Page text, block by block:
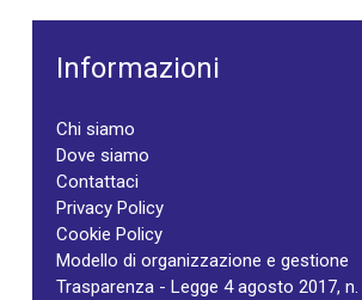
Informazioni
Chi siamo
Dove siamo
Contattaci
Privacy Policy
Cookie Policy
Modello di organizzazione e gestione
Trasparenza - Legge 4 agosto 2017, n.